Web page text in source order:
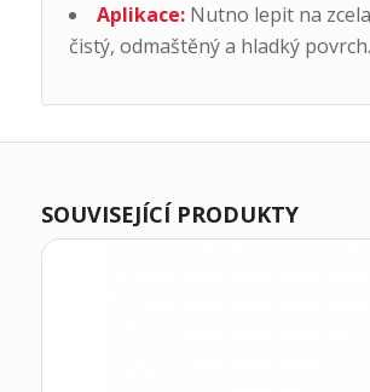
Aplikace:Nutno lepit na
čistý, odmaštěný a hladký povrch.
SOUVISEJÍCÍ PRODUKTY